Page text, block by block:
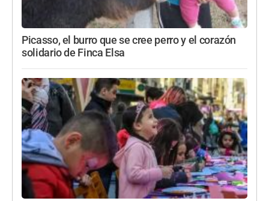
Picasso, el burro que se cree perro y el corazón
solidario de Finca Elsa